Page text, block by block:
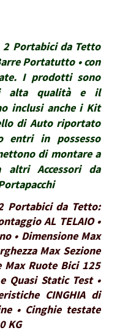
2 Portabici da Tetto
Portatutto • con
I prodotti sono
alta qualità e il
inclusi anche i Kit
di Auto riportato
entri in possesso
di montare a
altri Accessori da
Portabici da Tetto:
AL TELAIO •
• Dimensione Max
Max Sezione
Max Ruote Bici 125
Quasi Static Test •
CINGHIA di
• Cinghie testate
KG